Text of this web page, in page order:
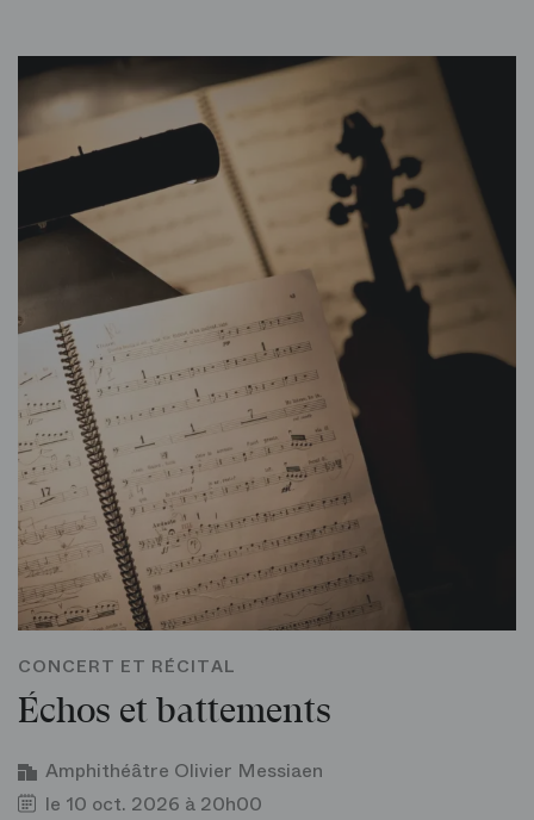
CONCERT ET RÉCITAL
Échos et battements
Amphithéâtre Olivier Messiaen
le 10 oct. 2026 à 20h00